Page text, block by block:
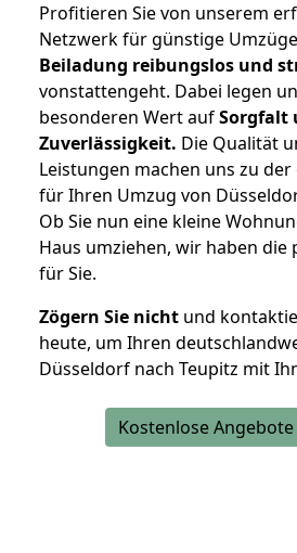
Profitieren Sie von unserem
Netzwerk für günstige
Beiladung reibungslos und
vonstattengeht. Dabei legen
besonderen Wert aufSorgfalt
Zuverlässigkeit. Die Qualität
Leistungen machen uns zu
für Ihren Umzug von
Ob Sie nun eine kleine
Haus umziehen, wir haben die
für Sie.
Zögern Sie nicht und
heute, um Ihren
Düsseldorf nach Teupitz mit
Kostenlose